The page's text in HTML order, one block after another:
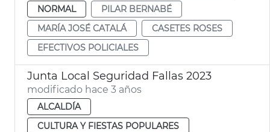
NORMAL
PILAR BERNABÉ
MARÍA JOSÉ CATALÁ
CASETES ROSES
EFECTIVOS POLICIALES
Junta Local Seguridad Fallas 2023
modificado hace 3 años
ALCALDÍA
CULTURA Y FIESTAS POPULARES